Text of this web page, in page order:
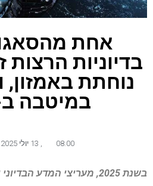
אחת
בדיוניות הרצות
נוחתת באמזון,
במיטבה ב-
08:00
בשנת 2025, מעריצי המדע